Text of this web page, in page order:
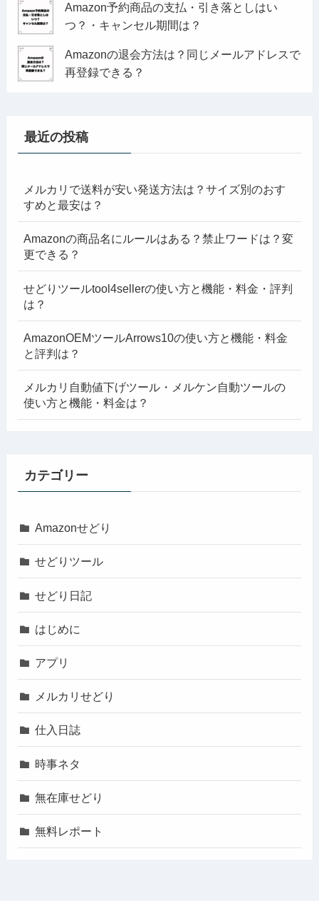
Amazon予約商品の支払・引き落としはい
つ？・キャンセル期間は？
Amazonの退会方法は？同じメールアドレスで
再登録できる？
最近の投稿
メルカリで送料が安い発送方法は？サイズ別のおす
すめと最安は？
Amazonの商品名にルールはある？禁止ワードは？変
更できる？
せどりツールtool4sellerの使い方と機能・料金・評判
は？
AmazonOEMツールArrows10の使い方と機能・料金
と評判は？
メルカリ自動値下げツール・メルケン自動ツールの
使い方と機能・料金は？
カテゴリー
Amazonせどり
せどりツール
せどり日記
はじめに
アプリ
メルカリせどり
仕入日誌
時事ネタ
無在庫せどり
無料レポート